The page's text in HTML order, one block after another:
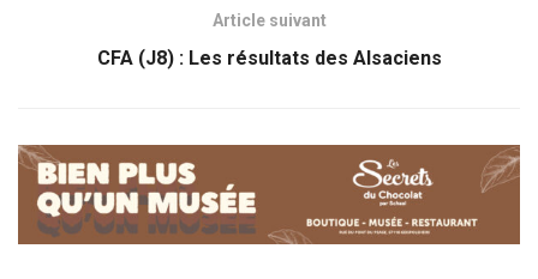
Article suivant
CFA (J8) : Les résultats des Alsaciens